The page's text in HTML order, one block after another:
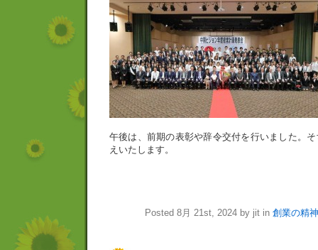
午後は、前期の表彰や辞令交付を行いました。
えいたします。
Posted 8月 21st, 2024 by jit in 創業の精神